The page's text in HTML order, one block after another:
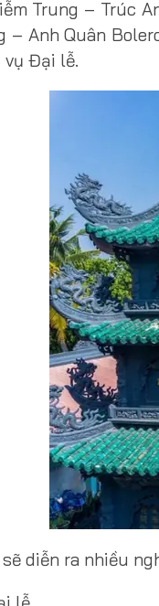
Trung – Trúc
– Anh Quân
vụ Đại lễ.
diễn ra nhiều